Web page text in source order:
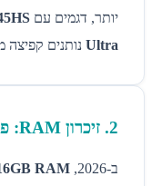
יותר, דגמים עם8845HS
Ultraנותנים קפיצה
16GB RAM